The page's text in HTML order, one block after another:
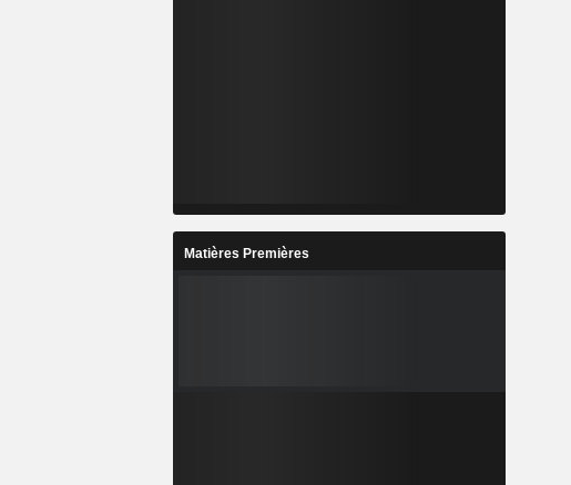
Matières Premières